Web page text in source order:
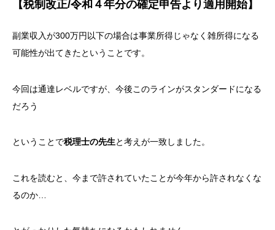
【税制改正/令和４年分の確定申告より適用開始】
副業収入が300万円以下の場合は事業所得じゃなく雑所得になる
可能性が出てきたということです。
今回は通達レベルですが、今後このラインがスタンダードになる
だろう
ということで税理士の先生と考えが一致しました。
これを読むと、今まで許されていたことが今年から許されなくな
るのか…